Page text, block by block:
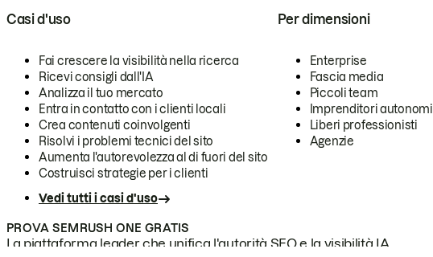
Casi d'uso
Fai crescere la visibilità nella ricerca
Ricevi consigli dall'IA
Analizza il tuo mercato
Entra in contatto con i clienti locali
Crea contenuti coinvolgenti
Risolvi i problemi tecnici del sito
Aumenta l'autorevolezza al di fuori del sito
Costruisci strategie per i clienti
Vedi tutti i casi d'uso
Per dimensioni
Enterprise
Fascia media
Piccoli team
Imprenditori autonomi
Liberi professionisti
Agenzie
PROVA SEMRUSH ONE GRATIS
La piattaforma leader che unifica l'autorità SEO e la visibilità IA.